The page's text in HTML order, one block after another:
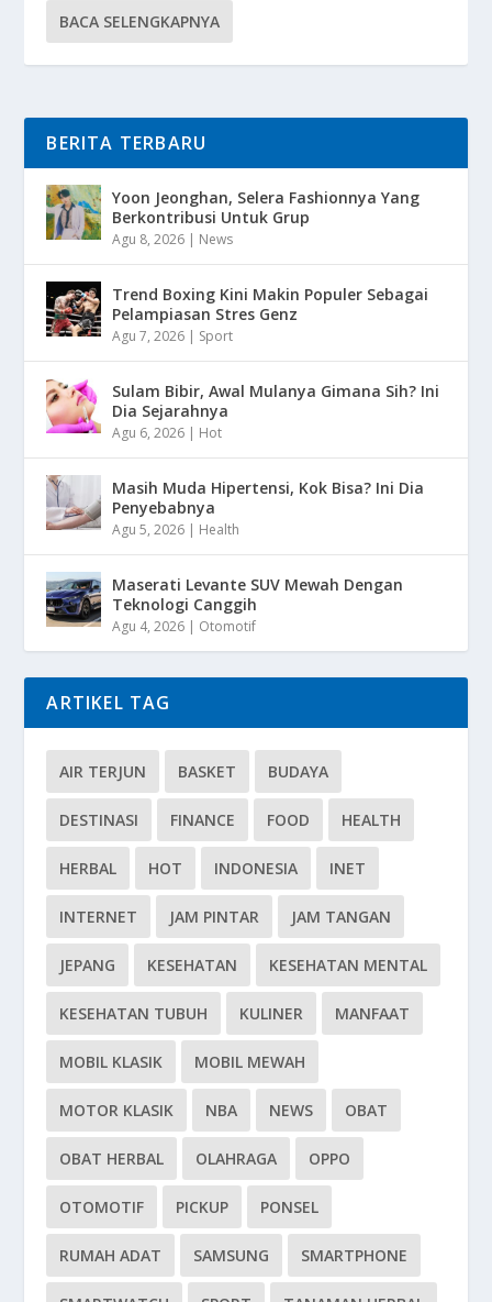
BACA SELENGKAPNYA
BERITA TERBARU
Yoon Jeonghan, Selera Fashionnya Yang
Berkontribusi Untuk Grup
Agu 8, 2026 | News
Trend Boxing Kini Makin Populer Sebagai
Pelampiasan Stres Genz
Agu 7, 2026 | Sport
Sulam Bibir, Awal Mulanya Gimana Sih? Ini
Dia Sejarahnya
Agu 6, 2026 | Hot
Masih Muda Hipertensi, Kok Bisa? Ini Dia
Penyebabnya
Agu 5, 2026 | Health
Maserati Levante SUV Mewah Dengan
Teknologi Canggih
Agu 4, 2026 | Otomotif
ARTIKEL TAG
AIR TERJUN BASKET BUDAYA
DESTINASI FINANCE FOOD HEALTH
HERBAL HOT INDONESIA INET
INTERNET JAM PINTAR JAM TANGAN
JEPANG KESEHATAN KESEHATAN MENTAL
KESEHATAN TUBUH KULINER MANFAAT
MOBIL KLASIK MOBIL MEWAH
MOTOR KLASIK NBA NEWS OBAT
OBAT HERBAL OLAHRAGA OPPO
OTOMOTIF PICKUP PONSEL
RUMAH ADAT SAMSUNG SMARTPHONE